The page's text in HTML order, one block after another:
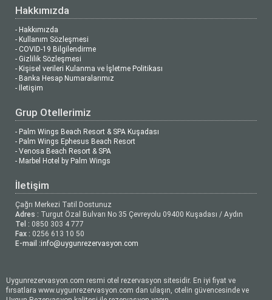
Hakkımızda
- Hakkımızda
- Kullanım Sözleşmesi
- COVID-19 Bilgilendirme
- Gizlilik Sözleşmesi
- Kişisel verileri Kulanma ve İşletme Politikası
- Banka Hesap Numaralarımız
- İletişim
Grup Otellerimiz
- Palm Wings Beach Resort & SPA Kuşadası
- Palm Wings Ephesus Beach Resort
- Venosa Beach Resort & SPA
- Marbel Hotel by Palm Wings
İletişim
Çağrı Merkezi Tatil Dostunuz
Adres : Turgut Özal Bulvarı No 35 Çevreyolu 09400 Kuşadası / Aydın
Tel : 0850 303 4 777
Fax : 0256 613 10 50
E-mail :info@uygunrezervasyon.com
Uygunrezervasyon.com resmi otel rezervasyon sitesidir. En iyi fiyat ve
fırsatlara www.uygunrezervasyon.com dan ulaşın, otelin güvencesinde ve